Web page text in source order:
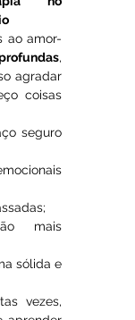
ao amor-
,
agradar
coisas
seguro
mais
sólida e
vezes,